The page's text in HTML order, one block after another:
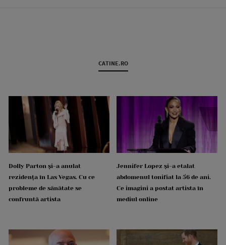
CATINE.RO
Dolly Parton și-a anulat
rezidența în Las Vegas. Cu ce
probleme de sănătate se
confruntă artista
Jennifer Lopez și-a etalat
abdomenul tonifiat la 56 de ani.
Ce imagini a postat artista în
mediul online